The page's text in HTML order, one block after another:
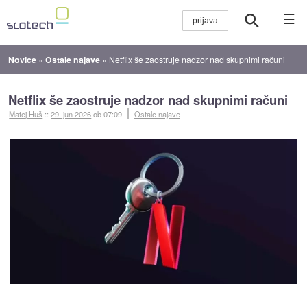
☰
Novice »Ostale najave » Netflix še zaostruje nadzor nad skupnimi računi
Netflix še zaostruje nadzor nad skupnimi računi
Matej Huš ::29. jun 2026ob 07:09 Ostale najave